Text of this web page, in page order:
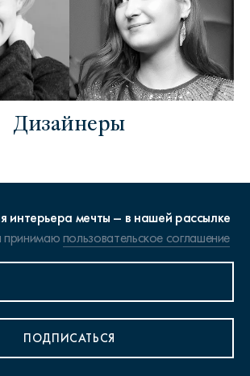
Дизайнеры
интерьера мечты – в нашей рассылке
принимаюпользовательское соглашение
ПОДПИСАТЬСЯ